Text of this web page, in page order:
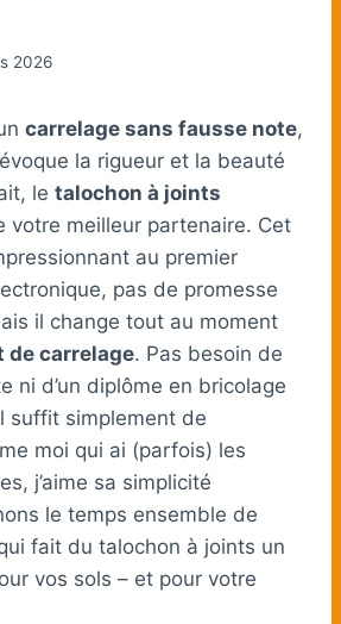
2026
carrelage sans fausse note,
la rigueur et la beauté
le talochon à joints
votre meilleur partenaire. Cet
au premier
pas de promesse
il change tout au moment
de carrelage. Pas besoin de
ni d’un diplôme en bricolage
suffit simplement de
moi qui ai (parfois) les
j’aime sa simplicité
le temps ensemble de
fait du talochon à joints un
vos sols – et pour votre